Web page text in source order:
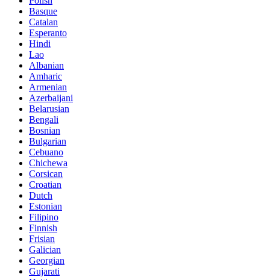
Basque
Catalan
Esperanto
Hindi
Lao
Albanian
Amharic
Armenian
Azerbaijani
Belarusian
Bengali
Bosnian
Bulgarian
Cebuano
Chichewa
Corsican
Croatian
Dutch
Estonian
Filipino
Finnish
Frisian
Galician
Georgian
Gujarati